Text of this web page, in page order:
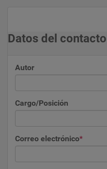
Datos del contacto
Autor
Cargo/Posición
Correo electrónico*